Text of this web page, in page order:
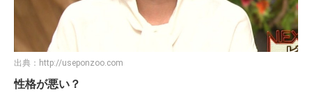
出典： http://useponzoo.com
性格が悪い？